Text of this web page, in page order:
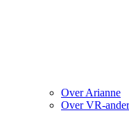
Over Arianne
Over VR-ander